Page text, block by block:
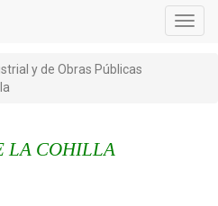
y de Obras Públicas
LA COHILLA